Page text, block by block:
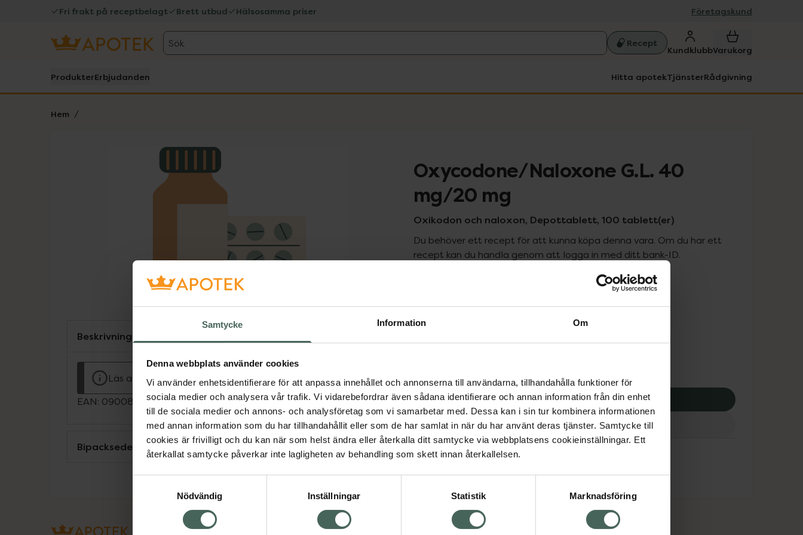
Samtycke Information Om
Denna webbplats använder cookies
Vi använder enhetsidentifierare för att anpassa innehållet och annonserna till användarna, tillhandahålla funktioner för
sociala medier och analysera vår trafik. Vi vidarebefordrar även sådana identifierare och annan information från din enhet
till de sociala medier och annons- och analysföretag som vi samarbetar med. Dessa kan i sin tur kombinera informationen
med annan information som du har tillhandahållit eller som de har samlat in när du har använt deras tjänster. Samtycke till
cookies är frivilligt och du kan när som helst ändra eller återkalla ditt samtycke via webbplatsens cookieinställningar. Ett
återkallat samtycke påverkar inte lagligheten av behandling som skett innan återkallelsen.
Nödvändig
Inställningar Statistik Marknadsföring
Fri frakt på receptbelagt Brett utbud Hälsosamma priser Företagskund
Sök Recept
KundklubbVarukorg
ProdukterErbjudanden Hitta apotekTjänsterRådgivning
Hem
Lista: . Innehåller 1 objekt.
Oxycodone/Naloxone G.L. 40
mg/20 mg
Oxikodon och naloxon, Depottablett, 100 tablett(er)
Du behöver ett recept för att kunna köpa denna vara. Om du har ett
recept kan du handla genom att logga in med ditt bank-ID.
Pris med recept
Högkostnadsskyddet gäller
1120,49 kr
Köp via ditt recept
Aktuella erbjudanden
Beskrivning
Läs alltid bipacksedeln innan användning.
EAN: 09008732012743
Bipacksedel från FASS Visa
Om recept och läkemedel